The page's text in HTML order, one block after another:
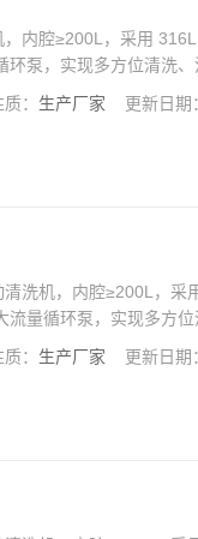
内腔≥200L，采用 316L
环泵，实现多方位清洗
： 生产厂家 更新日期
洗机，内腔≥200L，采
量循环泵，实现多方
： 生产厂家 更新日期